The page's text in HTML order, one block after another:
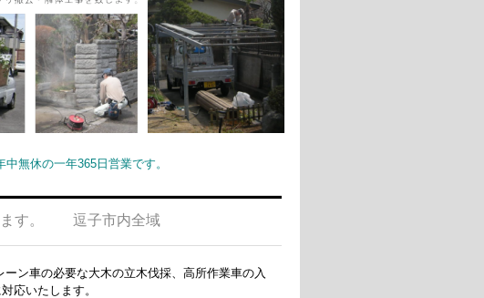
無休の一年365日営業です。
ます。 逗子市内全域
ン車の必要な大木の立木伐採、高所作業車の入
応いたします。